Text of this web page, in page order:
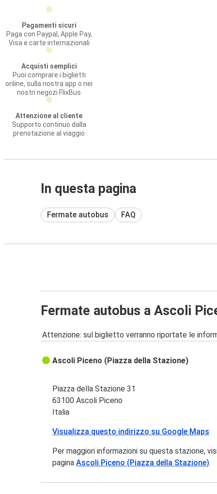
Pagamenti sicuri
Paga con Paypal, Apple Pay,
Visa e carte internazionali
Acquisti semplici
Puoi comprare i biglietti
online, sulla nostra app o nei
nostri negozi FlixBus
Attenzione al cliente
Supporto continuo dalla
prenotazione al viaggio
In questa pagina
Fermate autobus FAQ
Fermate autobus a Ascoli
Attenzione: sul biglietto verranno riportate le
Ascoli Piceno (Piazza della Stazione)
Piazza della Stazione 31
63100 Ascoli Piceno
Italia
Visualizza questo indirizzo su Google Maps
Per maggiori informazioni su questa stazione,
paginaAscoli Piceno (Piazza della Stazione)